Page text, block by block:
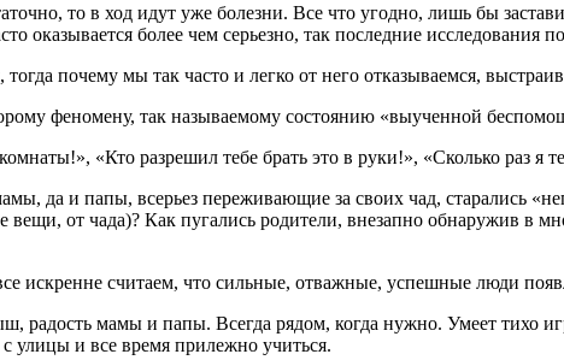
то в ход идут уже болезни. Все что угодно, лишь бы
оказывается более чем серьезно, так последние
почему мы так часто и легко от него отказываемся,
феномену, так называемому состоянию «выученной
«Кто разрешил тебе брать это в руки!», «Сколько раз я
да и папы, всерьез переживающие за своих чад, старались
от чада)? Как пугались родители, внезапно обнаружив в
искренне считаем, что сильные, отважные, успешные люди
радость мамы и папы. Всегда рядом, когда нужно. Умеет тихо
улицы и все время прилежно учиться.